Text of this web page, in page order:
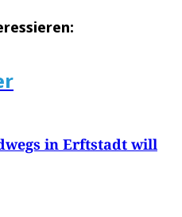
in Erftstadt will